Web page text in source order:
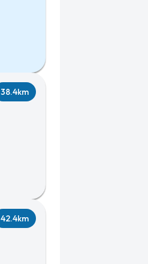
38.4km
42.4km